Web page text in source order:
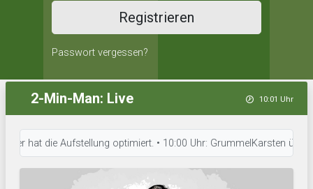
Registrieren
Passwort vergessen?
2-Min-Man: Live 10:01 Uhr
die Aufstellung optimiert. • 10:00 Uhr: GrummelKarsten